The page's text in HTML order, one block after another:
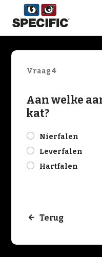
Vraag 4
Aan welke
kat?
check Nierfalen
check Leverfalen
check Hartfalen
Terug